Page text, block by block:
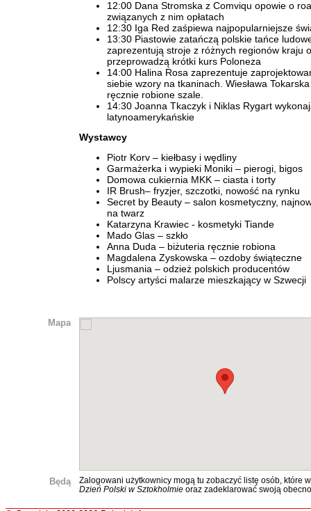
12:00 Dana Stromska z Comviqu opowie o
związanych z nim opłatach
12:30 Iga Red zaśpiewa najpopularniejsze
13:30 Piastowie zatańczą polskie tańce
zaprezentują stroje z różnych regionów kraju
przeprowadzą krótki kurs Poloneza
14:00 Halina Rosa zaprezentuje
siebie wzory na tkaninach. Wiesława
ręcznie robione szale.
14:30 Joanna Tkaczyk i Niklas Rygart
latynoamerykańskie
Wystawcy
Piotr Korv – kiełbasy i wędliny
Garmażerka i wypieki Moniki – pierogi, bigos
Domowa cukiernia MKK – ciasta i torty
IR Brush– fryzjer, szczotki, nowość na rynku
Secret by Beauty – salon kosmetyczny,
na twarz
Katarzyna Krawiec - kosmetyki Tiande
Mado Glas – szkło
Anna Duda – biżuteria ręcznie robiona
Magdalena Zyskowska – ozdoby świąteczne
Ljusmania – odzież polskich producentów
Polscy artyści malarze mieszkający w Szwecji
Mapa
Będą
Zalogowani użytkownicy mogą tu zobaczyć listę osób, które
Dzień Polski w Sztokholmie oraz zadeklarować swoją